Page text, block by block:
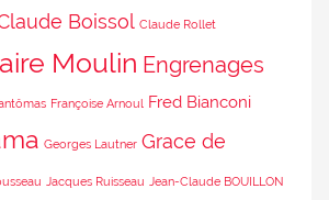
Boissol Claude Rollet
Moulin Engrenages
Françoise Arnoul Fred Bianconi
Georges Lautner Grace de
Jacques Ruisseau Jean-Claude BOUILLON